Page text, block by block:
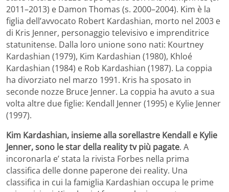
2011–2013) e Damon Thomas (s. 2000–2004). Kim è la
figlia dell’avvocato Robert Kardashian, morto nel 2003 e
di Kris Jenner, personaggio televisivo e imprenditrice
statunitense. Dalla loro unione sono nati: Kourtney
Kardashian (1979), Kim Kardashian (1980), Khloé
Kardashian (1984) e Rob Kardashian (1987). La coppia
ha divorziato nel marzo 1991. Kris ha sposato in
seconde nozze Bruce Jenner. La coppia ha avuto a sua
volta altre due figlie: Kendall Jenner (1995) e Kylie Jenner
(1997).
Kim Kardashian, insieme alla sorellastre Kendall e Kylie
Jenner, sono le star della reality tv più pagate. A
incoronarla e’ stata la rivista Forbes nella prima
classifica delle donne paperone dei reality. Una
classifica in cui la famiglia Kardashian occupa le prime